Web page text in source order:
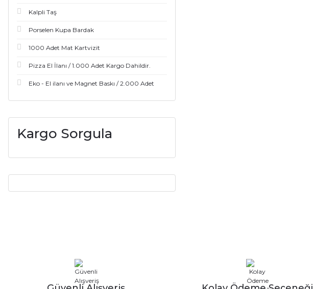
Kalpli Taş
Porselen Kupa Bardak
1000 Adet Mat Kartvizit
Pizza El İlanı / 1.000 Adet Kargo Dahildir.
Eko - El ilanı ve Magnet Baskı / 2.000 Adet
Kargo Sorgula